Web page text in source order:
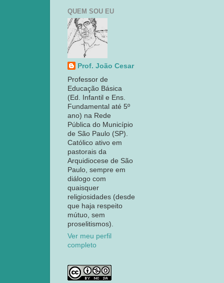
QUEM SOU EU
Prof. João Cesar
Professor de
Educação Básica
(Ed. Infantil e Ens.
Fundamental até 5º
ano) na Rede
Pública do Município
de São Paulo (SP).
Católico ativo em
pastorais da
Arquidiocese de São
Paulo, sempre em
diálogo com
quaisquer
religiosidades (desde
que haja respeito
mútuo, sem
proselitismos).
Ver meu perfil
completo